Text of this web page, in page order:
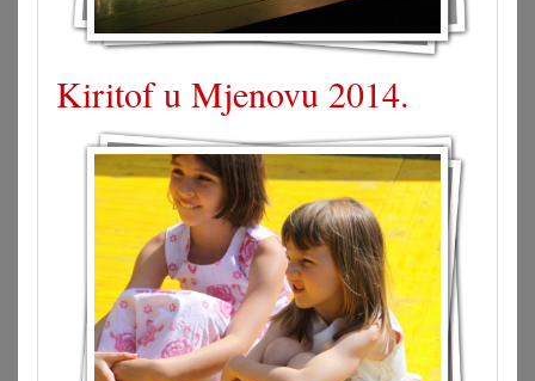
Kiritof u Mjenovu 2014.